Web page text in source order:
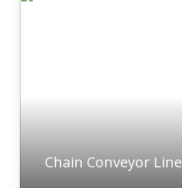
Chain Conveyor Line